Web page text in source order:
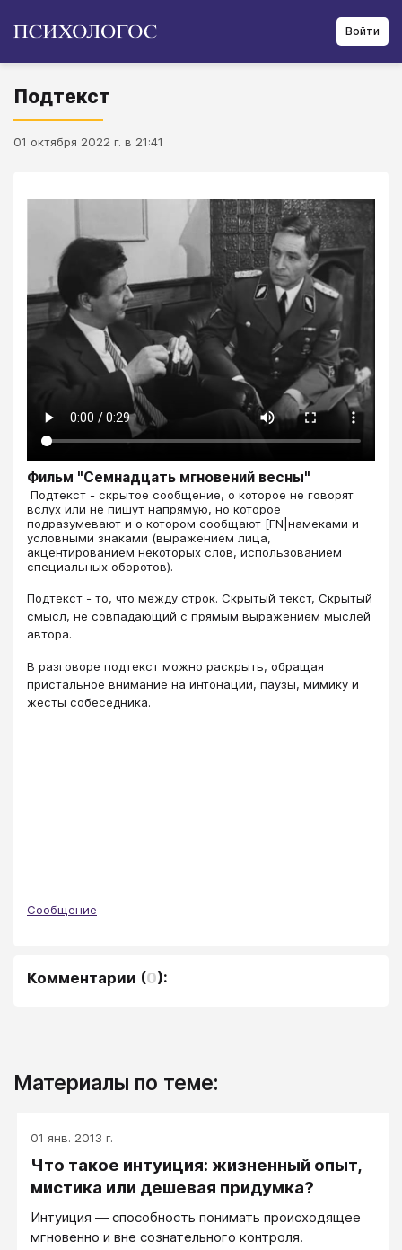
Войти
Подтекст
01 октября 2022 г. в 21:41
Фильм "Семнадцать мгновений весны"
​​​​​​​​​​​​​​ Подтекст - скрытое сообщение, о которое не говорят
вслух или не пишут напрямую, но которое
подразумевают и о котором сообщают [FN|намеками и
условными знаками (выражением лица,
акцентированием некоторых слов, использованием
специальных оборотов).
Подтекст - то, что между строк. Скрытый текст, Скрытый
смысл, не совпадающий с прямым выражением мыслей
автора.
В разговоре подтекст можно раскрыть, обращая
пристальное внимание на интонации, паузы, мимику и
жесты собеседника.
Сообщение
Комментарии (0):
Материалы по теме:
01 янв. 2013 г.
Что такое интуиция: жизненный опыт,
мистика или дешевая придумка?
Интуиция — способность понимать происходящее
мгновенно и вне сознательного контроля.